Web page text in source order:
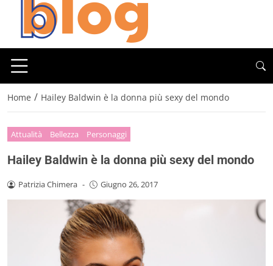
Home / Hailey Baldwin è la donna più sexy del mondo
Attualità Bellezza Personaggi
Hailey Baldwin è la donna più sexy del mondo
Patrizia Chimera - Giugno 26, 2017